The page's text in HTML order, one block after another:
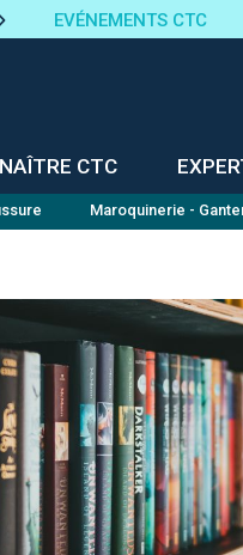
EVÉNEMENTS CTC
CTC
Maroquinerie -